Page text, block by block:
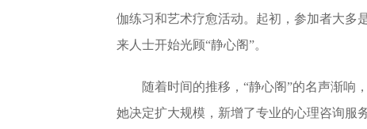
伽练习和艺术疗愈活动。起初，参加者大多
来人士开始光顾“静心阁”。
随着时间的推移，“静心阁”的名声渐响
她决定扩大规模，新增了专业的心理咨询服